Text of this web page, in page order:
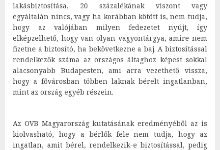
lakásbiztosítása, 20 százalékának viszont vagy
egyáltalán nincs, vagy ha korábban kötött is, nem tudja,
hogy az valójában milyen fedezetet nyújt, így
elképzelhető, hogy van olyan vagyontárgya, amire nem
fizetne a biztosító, ha bekövetkezne a baj. A biztosítással
rendelkezők száma az országos áltaghoz képest sokkal
alacsonyabb Budapesten, ami arra vezethető vissza,
hogy a fővárosban többen laknak bérelt ingatlanban,
mint az ország egyéb részein.
Az OVB Magyarország kutatásának eredményéből az is
kiolvasható, hogy a bérlők fele nem tudja, hogy az
ingatlan, amit bérel, rendelkezik-e biztosítással, pedig